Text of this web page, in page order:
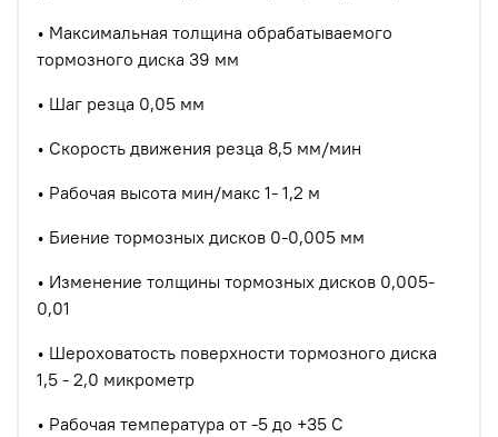
• Максимальная толщина обрабатываемого
тормозного диска 39 мм
• Шаг резца 0,05 мм
• Скорость движения резца 8,5 мм/мин
• Рабочая высота мин/макс 1- 1,2 м
• Биение тормозных дисков 0-0,005 мм
• Изменение толщины тормозных дисков 0,005-
0,01
• Шероховатость поверхности тормозного диска
1,5 - 2,0 микрометр
• Рабочая температура от -5 до +35 С